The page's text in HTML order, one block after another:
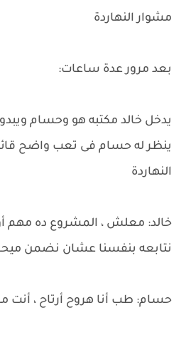
مشوار النهاردة
بعد مرور عدة ساعات:
يدخل خالد مكتبه هو وحسام ويبدو
ينظر له حسام فى تعب واضح
النهاردة
خالد: معلش ، المشروع ده مهم
نتابعه بنفسنا عشان نضمن
حسام: طب أنا هروح أرتاح ،